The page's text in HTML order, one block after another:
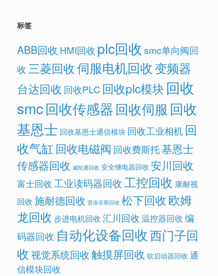
标签
ABB回收 HMI回收 plc回收 smc单向阀回
收三菱回收伺服电机回收变频器
台达回收 回收PLC 回收plc模块 回收
smc回收传感器回收伺服 回收
基恩士 回收基恩士通信模块 回收工业相机 回
收气缸 回收电磁阀 回收费斯托基恩士
传感器回收 威纶通回收 安全继电器回收 安川回收
富士回收工业读码器回收工控回收 康耐视
回收 施耐德回收 普洛菲斯回收 松下回收欧姆
龙回收 步进电机回收 汇川回收 温控器回收 编
码器回收 自动化设备回收西门子回
收视觉系统回收触摸屏回收 软启动器回收 通
信模块回收